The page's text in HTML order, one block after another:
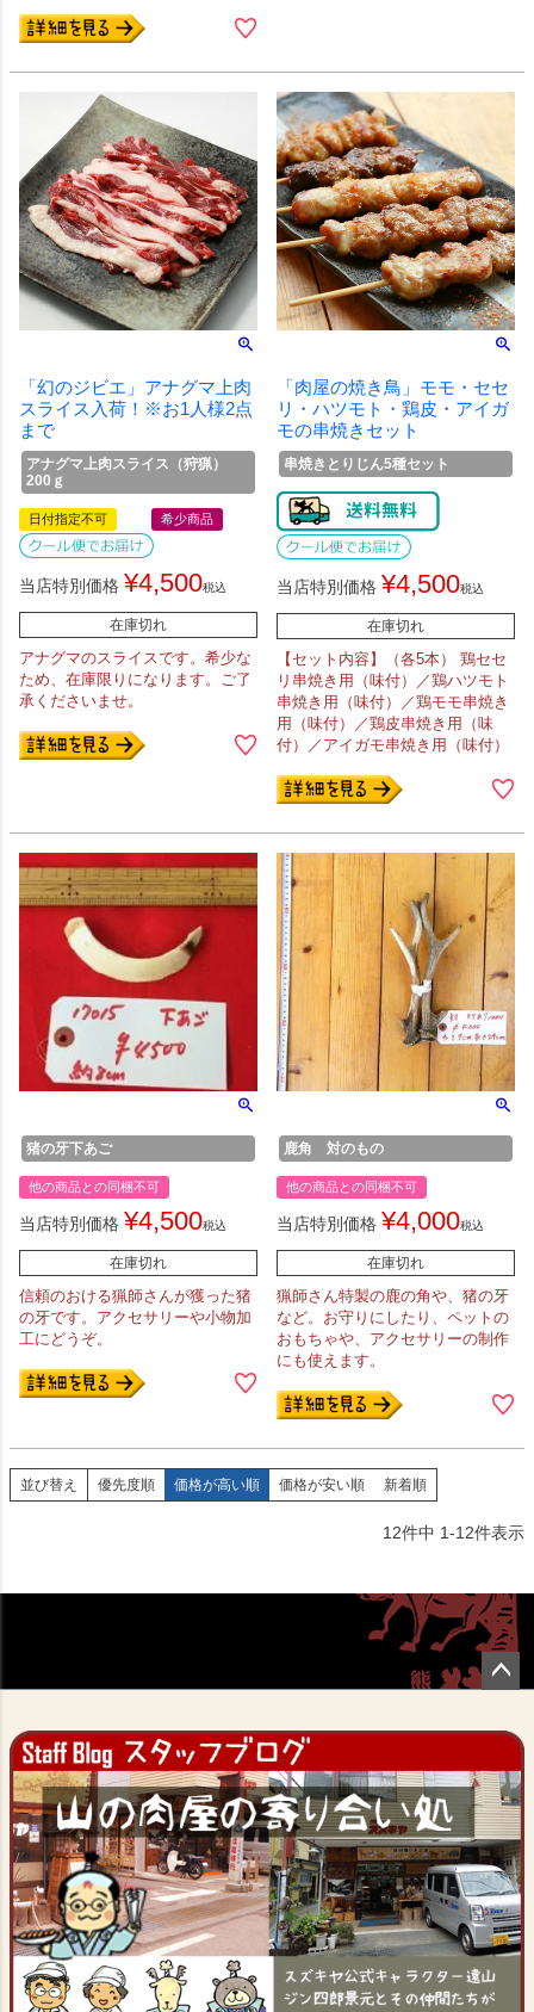
「幻のジビエ」アナグマ上肉
スライス入荷！※お1人様2点
まで
アナグマ上肉スライス（狩猟）
200ｇ
日付指定不可 希少商品
当店特別価格 ¥4,500税込
在庫切れ
アナグマのスライスです。希少な
ため、在庫限りになります。ご了
承くださいませ。
「肉屋の焼き鳥」モモ・セセ
リ・ハツモト・鶏皮・アイガ
モの串焼きセット
串焼きとりじん5種セット
当店特別価格 ¥4,500税込
在庫切れ
【セット内容】（各5本） 鶏セセ
リ串焼き用（味付）／鶏ハツモト
串焼き用（味付）／鶏モモ串焼き
用（味付）／鶏皮串焼き用（味
付）／アイガモ串焼き用（味付）
猪の牙下あご
他の商品との同梱不可
当店特別価格 ¥4,500税込
在庫切れ
信頼のおける猟師さんが獲った猪
の牙です。アクセサリーや小物加
工にどうぞ。
鹿角 対のもの
他の商品との同梱不可
当店特別価格 ¥4,000税込
在庫切れ
猟師さん特製の鹿の角や、猪の牙
など。お守りにしたり、ペットの
おもちゃや、アクセサリーの制作
にも使えます。
並び替え 優先度順 価格が高い順 価格が安い順 新着順
12件中 1-12件表示
ジト
へ